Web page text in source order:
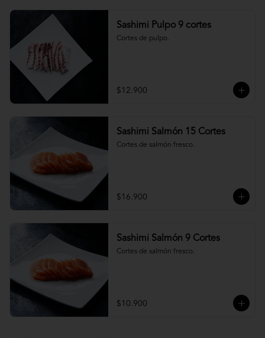
Sashimi Pulpo 9 cortes
Cortes de pulpo.
$12.900
Sashimi Salmón 15 Cortes
Cortes de salmón fresco.
$16.900
Sashimi Salmón 9 Cortes
Cortes de salmón fresco.
$10.900